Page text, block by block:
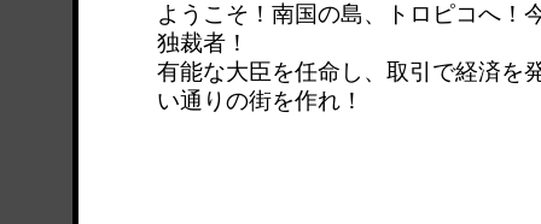
ようこそ！南国の島、トロピコへ！
独裁者！
有能な大臣を任命し、取引で経済を
い通りの街を作れ！